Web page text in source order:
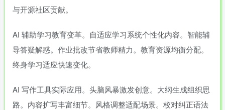
与开源社区贡献。
AI 辅助学习教育变革。自适应学习系统个性化内容。智能辅
导答疑解惑。作业批改节省教师精力。教育资源均衡分配。
终身学习适应快速变化。
AI 写作工具实际应用。头脑风暴激发创意。大纲生成组织思
路。内容扩写丰富细节。风格调整适配场景。校对纠正语法